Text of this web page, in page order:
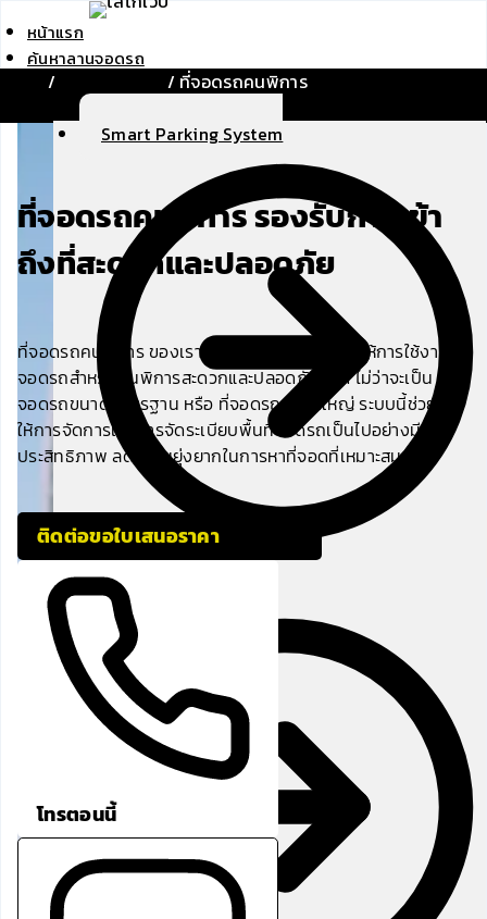
to
content
หน้าแรก
ค้นหาลานจอดรถ
Solutions
Smart Parking System
Berrier Gate System
/ / ที่จอดรถคนพิการ
ที่จอดรถคนพิการ รองรับการเข้า
ถึงที่สะดวกและปลอดภัย
ที่จอดรถคนพิการ ของเราได้รับการออกแบบเพื่อให้การใช้งานที่
จอดรถสำหรับคนพิการสะดวกและปลอดภัยที่สุด ไม่ว่าจะเป็น ที่
จอดรถขนาดมาตรฐาน หรือ ที่จอดรถขนาดใหญ่ ระบบนี้ช่วย
ให้การจัดการและการจัดระเบียบพื้นที่จอดรถเป็นไปอย่างมี
ประสิทธิภาพ ลดความยุ่งยากในการหาที่จอดที่เหมาะสม
ติดต่อขอใบเสนอราคา
โทรตอนนี้